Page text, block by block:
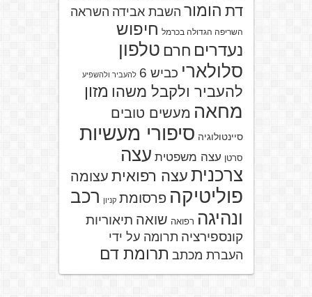
דת הומור השבת אבידה השראה
השריפה הגדולה בכרמל חיפוש
נעדרים חרם טלפון
סלולארי כביש 6 להעביר ולהשפיע
להעביר ולקבל משהו מזון
מחאה מעשים טובים
סיינטולוגיה סיפורי מעשיות
סרטן עצה משפטית עצה
צרכנית עצה רפואית עצומה
פוליטיקה פרסומת קניון רכב
ונהיגה רפואה שואה תיאוריות
קונספירציה תרומה על ידי
העברת מכתב תרומת דם